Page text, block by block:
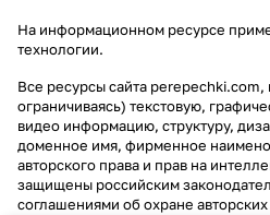
На информационном ресурсе
технологии.
Все ресурсы сайта perepechki.com,
ограничиваясь) текстовую,
видео информацию, структуру,
доменное имя, фирменное
авторского права и прав на
защищены российским
соглашениями об охране авторских